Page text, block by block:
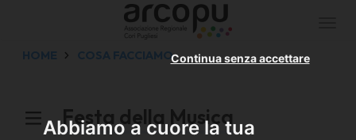
Abbiamo a cuore la tua
Continua senza accettare
HOME COSA FACCIAMO
Festa della Musica